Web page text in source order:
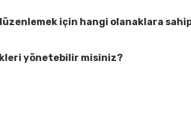
için hangi olanaklara
yönetebilir misiniz?